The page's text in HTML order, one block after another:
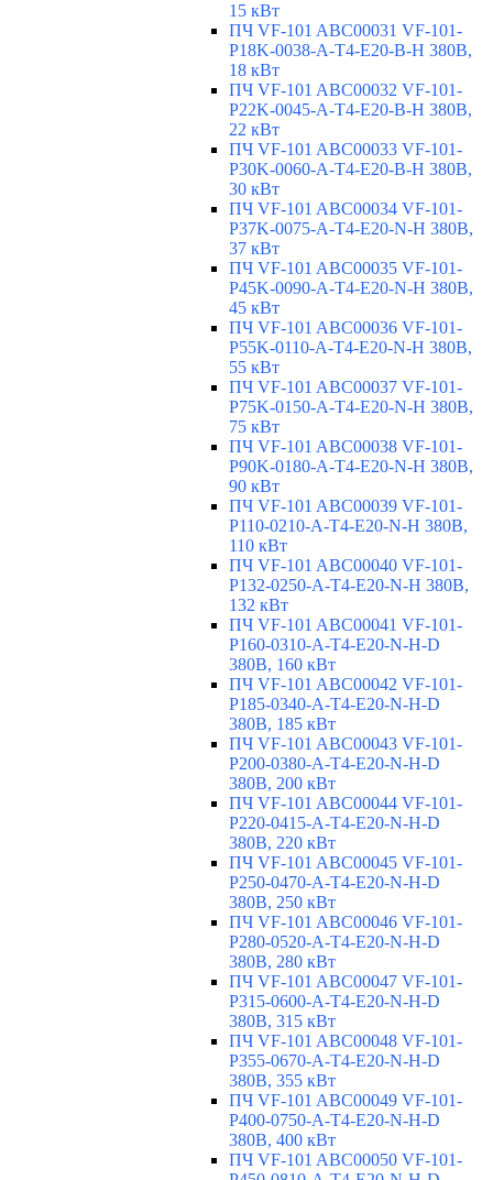
15 кВт
ПЧ VF-101 ABC00031 VF-101-
P18K-0038-A-T4-E20-B-H 380В,
18 кВт
ПЧ VF-101 ABC00032 VF-101-
P22K-0045-A-T4-E20-B-H 380В,
22 кВт
ПЧ VF-101 ABC00033 VF-101-
P30K-0060-A-T4-E20-B-H 380В,
30 кВт
ПЧ VF-101 ABC00034 VF-101-
P37K-0075-A-T4-E20-N-H 380В,
37 кВт
ПЧ VF-101 ABC00035 VF-101-
P45K-0090-A-T4-E20-N-H 380В,
45 кВт
ПЧ VF-101 ABC00036 VF-101-
P55K-0110-A-T4-E20-N-H 380В,
55 кВт
ПЧ VF-101 ABC00037 VF-101-
P75K-0150-A-T4-E20-N-H 380В,
75 кВт
ПЧ VF-101 ABC00038 VF-101-
P90K-0180-A-T4-E20-N-H 380В,
90 кВт
ПЧ VF-101 ABC00039 VF-101-
P110-0210-A-T4-E20-N-H 380В,
110 кВт
ПЧ VF-101 ABC00040 VF-101-
P132-0250-A-T4-E20-N-H 380В,
132 кВт
ПЧ VF-101 ABC00041 VF-101-
P160-0310-A-T4-E20-N-H-D
380В, 160 кВт
ПЧ VF-101 ABC00042 VF-101-
P185-0340-A-T4-E20-N-H-D
380В, 185 кВт
ПЧ VF-101 ABC00043 VF-101-
P200-0380-A-T4-E20-N-H-D
380В, 200 кВт
ПЧ VF-101 ABC00044 VF-101-
P220-0415-A-T4-E20-N-H-D
380В, 220 кВт
ПЧ VF-101 ABC00045 VF-101-
P250-0470-A-T4-E20-N-H-D
380В, 250 кВт
ПЧ VF-101 ABC00046 VF-101-
P280-0520-A-T4-E20-N-H-D
380В, 280 кВт
ПЧ VF-101 ABC00047 VF-101-
P315-0600-A-T4-E20-N-H-D
380В, 315 кВт
ПЧ VF-101 ABC00048 VF-101-
P355-0670-A-T4-E20-N-H-D
380В, 355 кВт
ПЧ VF-101 ABC00049 VF-101-
P400-0750-A-T4-E20-N-H-D
380В, 400 кВт
ПЧ VF-101 ABC00050 VF-101-